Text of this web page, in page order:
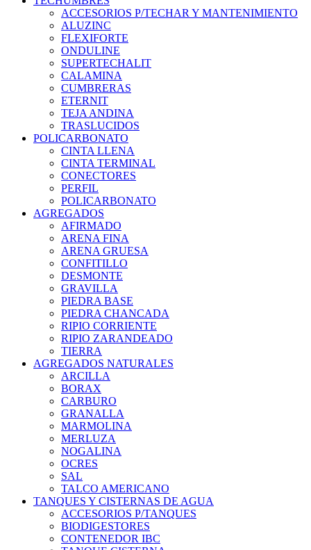
ACCESORIOS P/TECHAR Y MANTENIMIENTO
ALUZINC
FLEXIFORTE
ONDULINE
SUPERTECHALIT
CALAMINA
CUMBRERAS
ETERNIT
TEJA ANDINA
TRASLUCIDOS
POLICARBONATO
CINTA LLENA
CINTA TERMINAL
CONECTORES
PERFIL
POLICARBONATO
AGREGADOS
AFIRMADO
ARENA FINA
ARENA GRUESA
CONFITILLO
DESMONTE
GRAVILLA
PIEDRA BASE
PIEDRA CHANCADA
RIPIO CORRIENTE
RIPIO ZARANDEADO
TIERRA
AGREGADOS NATURALES
ARCILLA
BORAX
CARBURO
GRANALLA
MARMOLINA
MERLUZA
NOGALINA
OCRES
SAL
TALCO AMERICANO
TANQUES Y CISTERNAS DE AGUA
ACCESORIOS P/TANQUES
BIODIGESTORES
CONTENEDOR IBC